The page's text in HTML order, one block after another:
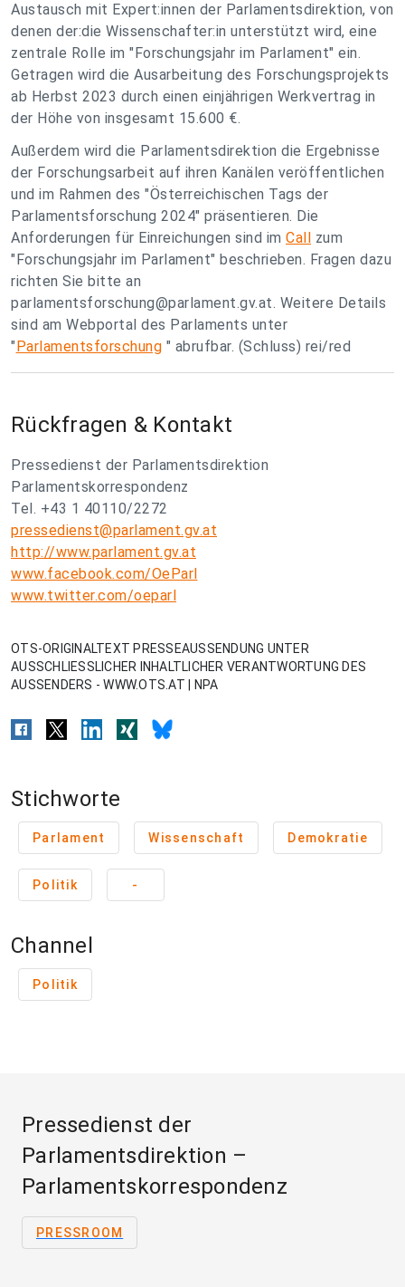
Austausch mit Expert:innen der Parlamentsdirektion, von
denen der:die Wissenschafter:in unterstützt wird, eine
zentrale Rolle im "Forschungsjahr im Parlament" ein.
Getragen wird die Ausarbeitung des Forschungsprojekts
ab Herbst 2023 durch einen einjährigen Werkvertrag in
der Höhe von insgesamt 15.600 €.
Außerdem wird die Parlamentsdirektion die Ergebnisse
der Forschungsarbeit auf ihren Kanälen veröffentlichen
und im Rahmen des "Österreichischen Tags der
Parlamentsforschung 2024" präsentieren. Die
Anforderungen für Einreichungen sind im Call zum
"Forschungsjahr im Parlament" beschrieben. Fragen dazu
richten Sie bitte an
parlamentsforschung@parlament.gv.at. Weitere Details
sind am Webportal des Parlaments unter
"Parlamentsforschung " abrufbar. (Schluss) rei/red
Rückfragen & Kontakt
Pressedienst der Parlamentsdirektion
Parlamentskorrespondenz
Tel. +43 1 40110/2272
pressedienst@parlament.gv.at
http://www.parlament.gv.at
www.facebook.com/OeParl
www.twitter.com/oeparl
OTS-ORIGINALTEXT PRESSEAUSSENDUNG UNTER
AUSSCHLIESSLICHER INHALTLICHER VERANTWORTUNG DES
AUSSENDERS - WWW.OTS.AT | NPA
Stichworte
Parlament Wissenschaft Demokratie
Politik -
Channel
Politik
Pressedienst der
Parlamentsdirektion –
Parlamentskorrespondenz
PRESSROOM